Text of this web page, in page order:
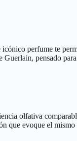
perfume te
pensado
olfativa
evoque el